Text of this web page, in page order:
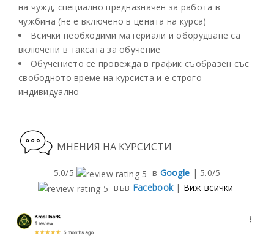
на чужд, специално предназначен за работа в
чужбина (не е включено в цената на курса)
Всички необходими материали и оборудване са
включени в таксата за обучение
Обучението се провежда в график съобразен със
свободното време на курсиста и е строго
индивидуално
МНЕНИЯ НА КУРСИСТИ
5.0/5 в Google | 5.0/5
във Facebook | Виж всички